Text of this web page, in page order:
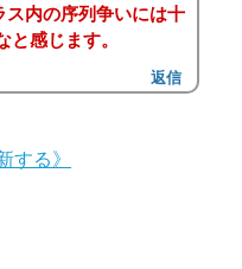
内の序列争いには十
感じます。
返信
する》